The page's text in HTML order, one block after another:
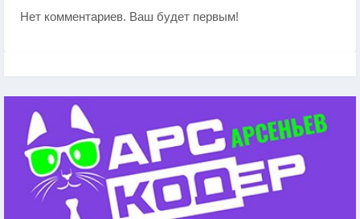
Нет комментариев. Ваш будет первым!